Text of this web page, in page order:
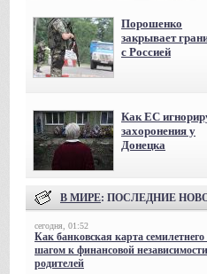
Порошенко
закрывает
с Россией
Как ЕС
захоронения у
Донецка
В МИРЕ: ПОСЛЕДНИЕ
сегодня, 01:52
Как банковская карта
шагом к финансовой
родителей